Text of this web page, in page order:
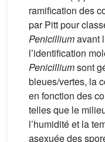
ramification des
par Pitt pour
Penicilliumavant
l’identification
Penicilliumsont
bleues/vertes, la
en fonction des
telles que le
l’humidité et la
asexuée des